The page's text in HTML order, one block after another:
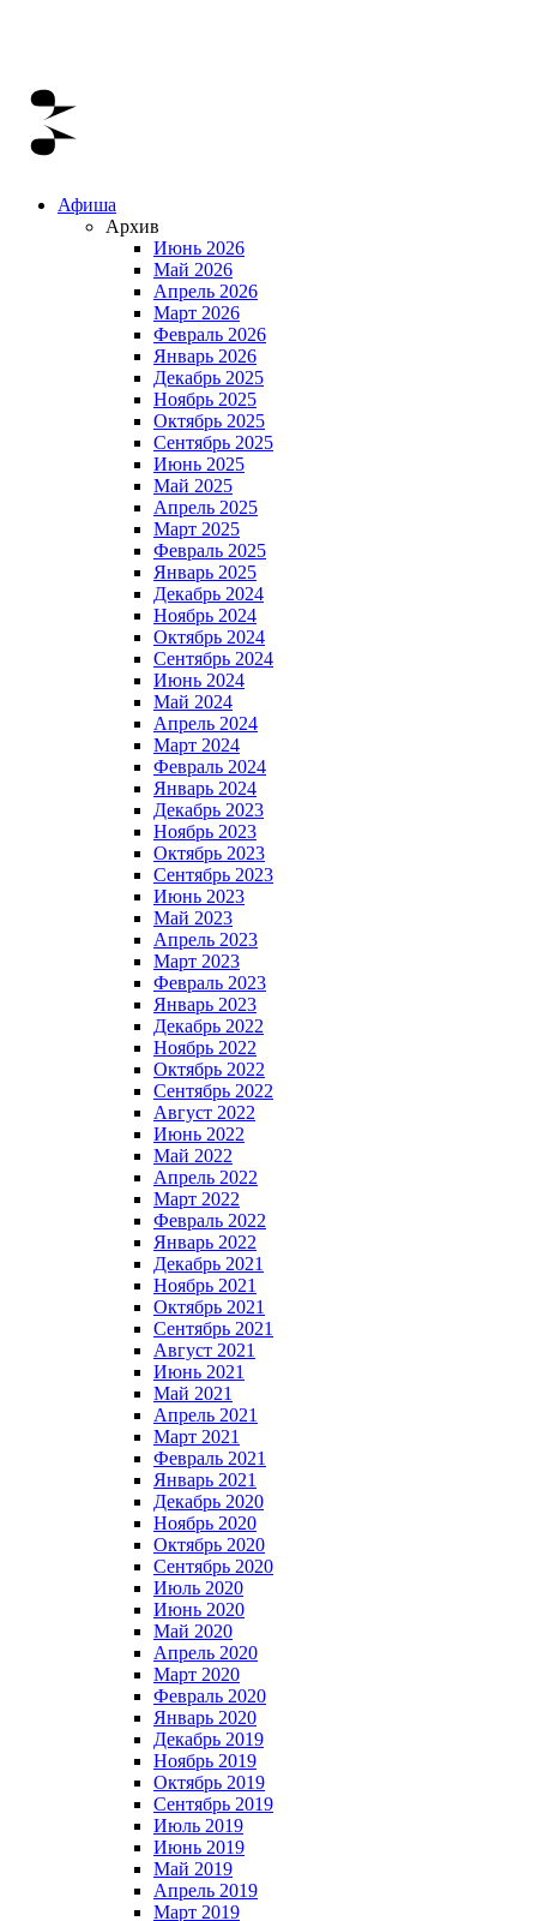
Афиша
Архив
Июнь 2026
Май 2026
Апрель 2026
Март 2026
Февраль 2026
Январь 2026
Декабрь 2025
Ноябрь 2025
Октябрь 2025
Сентябрь 2025
Июнь 2025
Май 2025
Апрель 2025
Март 2025
Февраль 2025
Январь 2025
Декабрь 2024
Ноябрь 2024
Октябрь 2024
Сентябрь 2024
Июнь 2024
Май 2024
Апрель 2024
Март 2024
Февраль 2024
Январь 2024
Декабрь 2023
Ноябрь 2023
Октябрь 2023
Сентябрь 2023
Июнь 2023
Май 2023
Апрель 2023
Март 2023
Февраль 2023
Январь 2023
Декабрь 2022
Ноябрь 2022
Октябрь 2022
Сентябрь 2022
Август 2022
Июнь 2022
Май 2022
Апрель 2022
Март 2022
Февраль 2022
Январь 2022
Декабрь 2021
Ноябрь 2021
Октябрь 2021
Сентябрь 2021
Август 2021
Июнь 2021
Май 2021
Апрель 2021
Март 2021
Февраль 2021
Январь 2021
Декабрь 2020
Ноябрь 2020
Октябрь 2020
Сентябрь 2020
Июль 2020
Июнь 2020
Май 2020
Апрель 2020
Март 2020
Февраль 2020
Январь 2020
Декабрь 2019
Ноябрь 2019
Октябрь 2019
Сентябрь 2019
Июль 2019
Июнь 2019
Май 2019
Апрель 2019
Март 2019